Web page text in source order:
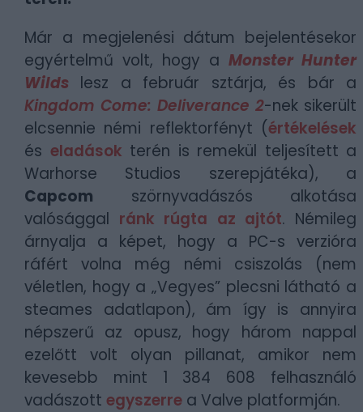
Már a megjelenési dátum bejelentésekor
egyértelmű volt, hogy a Monster Hunter
Wilds lesz a február sztárja, és bár a
Kingdom Come: Deliverance 2-nek sikerült
elcsennie némi reflektorfényt (értékelések
és eladások terén is remekül teljesített a
Warhorse Studios szerepjátéka), a
Capcom szörnyvadászós alkotása
valósággal ránk rúgta az ajtót. Némileg
árnyalja a képet, hogy a PC-s verzióra
ráfért volna még némi csiszolás (nem
véletlen, hogy a „Vegyes” plecsni látható a
steames adatlapon), ám így is annyira
népszerű az opusz, hogy három nappal
ezelőtt volt olyan pillanat, amikor nem
kevesebb mint 1 384 608 felhasználó
vadászott egyszerre a Valve platformján.